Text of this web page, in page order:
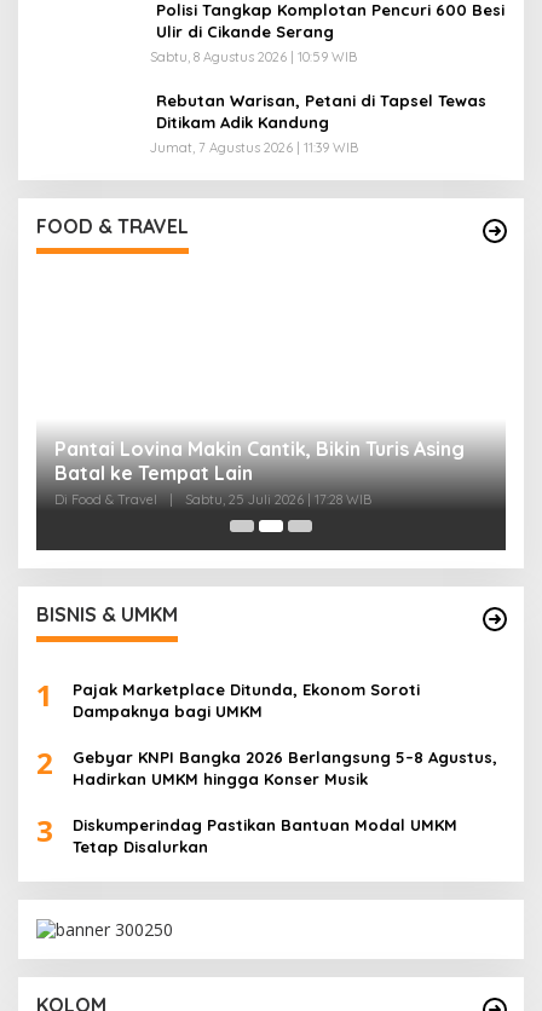
Polisi Tangkap Komplotan Pencuri 600 Besi
Ulir di Cikande Serang
Sabtu, 8 Agustus 2026 | 10:59 WIB
Rebutan Warisan, Petani di Tapsel Tewas
Ditikam Adik Kandung
Jumat, 7 Agustus 2026 | 11:39 WIB
FOOD & TRAVEL
Batal ke Tempat Lain
Di Food & Travel |
BISNIS & UMKM
1
Pajak Marketplace Ditunda, Ekonom Soroti
Dampaknya bagi UMKM
2
Gebyar KNPI Bangka 2026 Berlangsung 5–8 Agustus,
Hadirkan UMKM hingga Konser Musik
3
Diskumperindag Pastikan Bantuan Modal UMKM
Tetap Disalurkan
KOLOM